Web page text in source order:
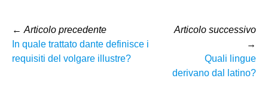
← Articolo precedente
In quale trattato dante definisce i
requisiti del volgare illustre?
Articolo successivo
→
Quali lingue
derivano dal latino?